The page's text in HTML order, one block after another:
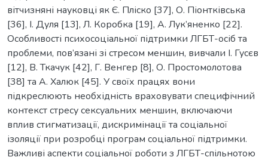
вітчизняні науковці як Є. Пліско [37], О. Піонтківська
[36], І. Дуля [13], Л. Коробка [19], А. Лук’яненко [22].
Особливості психосоціальної підтримки ЛГБТ-осіб та
проблеми, пов’язані зі стресом меншин, вивчали І. Гусєв
[12], В. Ткачук [42], Г. Венгер [8], О. Простомолотова
[38] та А. Халюк [45]. У своїх працях вони
підкреслюють необхідність враховувати специфічний
контекст стресу сексуальних меншин, включаючи
вплив стигматизації, дискримінації та соціальної
ізоляції при розробці програм соціальної підтримки.
Важливі аспекти соціальної роботи з ЛГБТ-спільнотою